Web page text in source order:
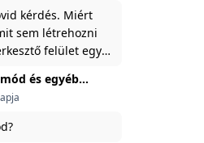
ha nem fontos
napot a
várj néhány napot,
a különbség a
és az új között -
épp
:)
kérdés. Miért
sem létrehozni
felület egy
és egyéb